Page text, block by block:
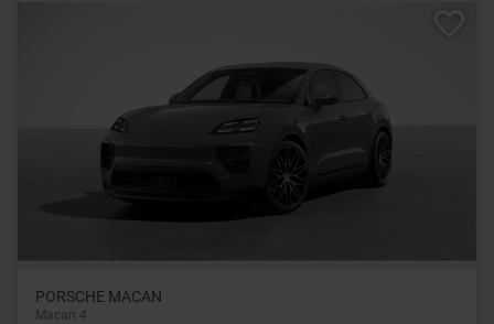
PORSCHE MACAN
Macan 4